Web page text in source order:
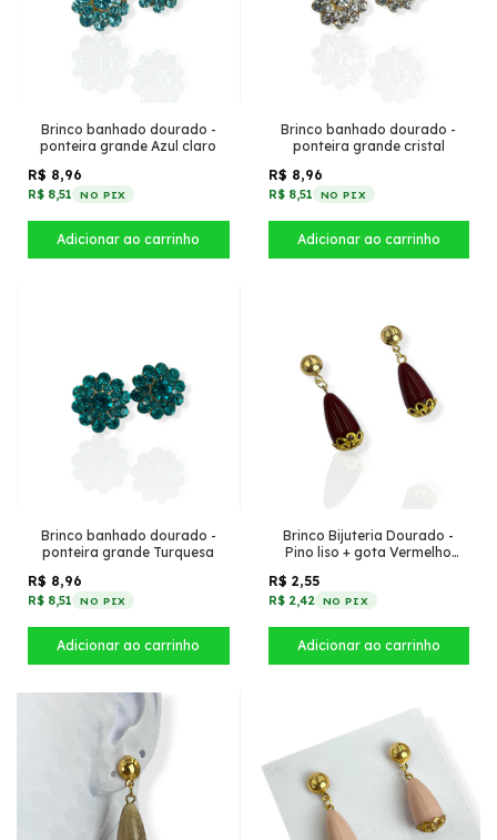
Brinco banhado dourado -
ponteira grande Azul claro
R$ 8,96
R$ 8,51 NO PIX
Brinco banhado dourado -
ponteira grande cristal
R$ 8,96
R$ 8,51 NO PIX
Brinco banhado dourado -
ponteira grande Turquesa
R$ 8,96
R$ 8,51 NO PIX
Brinco Bijuteria Dourado -
Pino liso + gota Vermelho
R$ 2,55
R$ 2,42 NO PIX